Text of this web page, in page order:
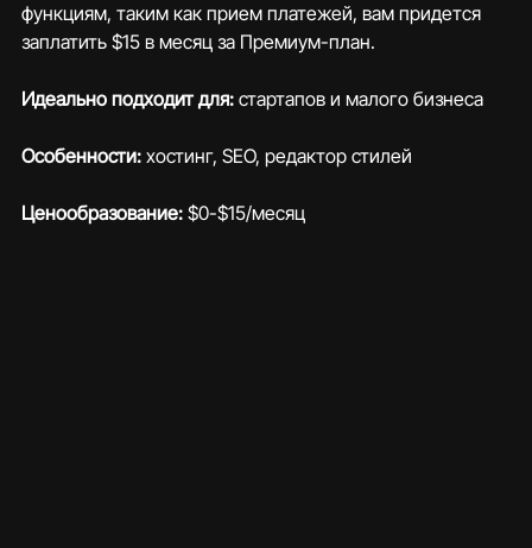
функциям, таким как прием платежей, вам придется
заплатить $15 в месяц за Премиум-план.
Идеально подходит для: стартапов и малого бизнеса
Особенности: хостинг, SEO, редактор стилей
Ценообразование: $0-$15/месяц